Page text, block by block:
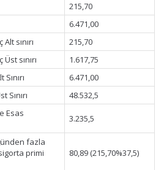
215,70
6.471,00
sınırı
215,70
sınırı
1.617,75
6.471,00
Sınırı
48.532,5
Esas
3.235,5
fazla
primi
80,89 (215,70%37,5)